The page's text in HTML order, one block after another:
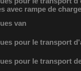
avec rampe de
van
pour le transport
pour le transport